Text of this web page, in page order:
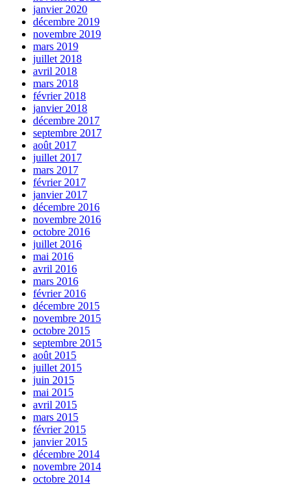
janvier 2020
décembre 2019
novembre 2019
mars 2019
juillet 2018
avril 2018
mars 2018
février 2018
janvier 2018
décembre 2017
septembre 2017
août 2017
juillet 2017
mars 2017
février 2017
janvier 2017
décembre 2016
novembre 2016
octobre 2016
juillet 2016
mai 2016
avril 2016
mars 2016
février 2016
décembre 2015
novembre 2015
octobre 2015
septembre 2015
août 2015
juillet 2015
juin 2015
mai 2015
avril 2015
mars 2015
février 2015
janvier 2015
décembre 2014
novembre 2014
octobre 2014